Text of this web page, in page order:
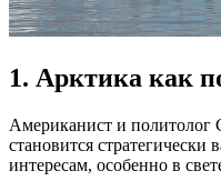
1. Арктика как
Американист и политолог
становится
интересам, особенно в